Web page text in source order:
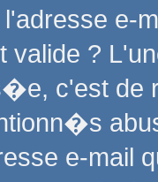
e-
valide ?
c'est
e-mail